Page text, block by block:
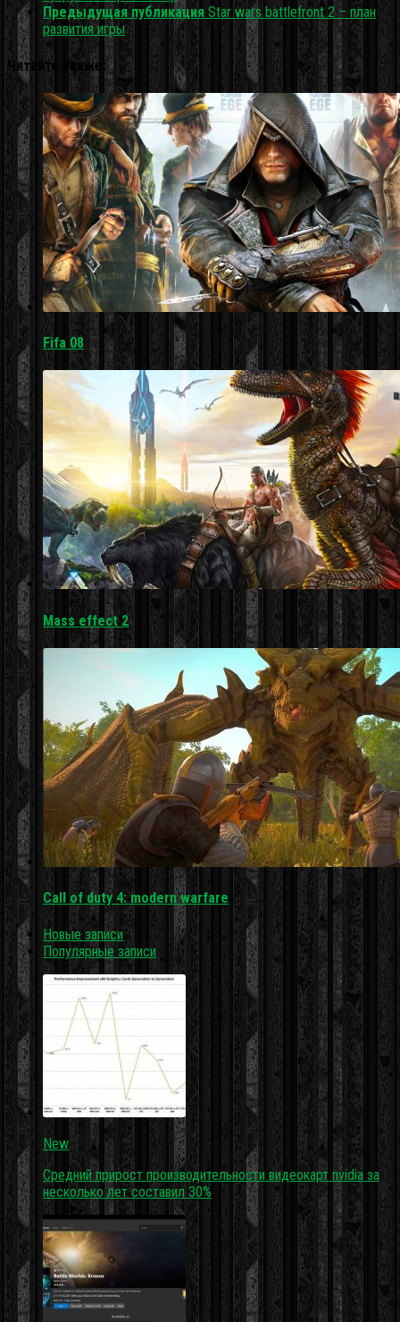
Предыдущая публикация Star wars battlefront 2 – план
развития игры
Читайте также:
Fifa 08
Mass effect 2
Call of duty 4: modern warfare
Новые записи
Популярные записи
New
Средний прирост производительности видеокарт nvidia за
несколько лет составил 30%